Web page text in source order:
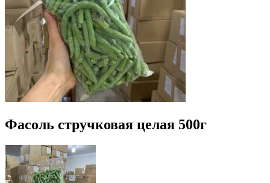
Фасоль стручковая целая 500г